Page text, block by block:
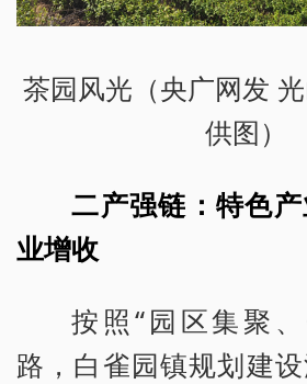
茶园风光（央广网发
供图）
二产强链：特色
业增收
按照“园区集聚
路，白雀园镇规划建设